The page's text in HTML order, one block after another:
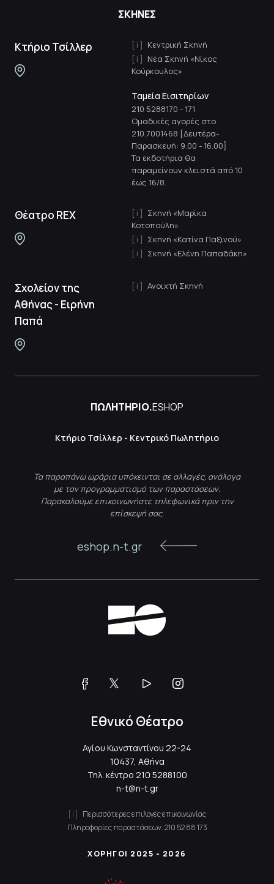
ΣΚΗΝΕΣ
Κτήριο Τσίλλερ
Κεντρική Σκηνή
Νέα Σκηνή «Νίκος
Κούρκουλος»
Ταμεία Εισιτηρίων
210 5288170 - 171
Ομαδικές αγορές στο
210.7001468 [Δευτέρα-
Παρασκευή: 9.00 - 16.00]
Τα εκδοτήρια θα
παραμείνουν κλειστά από 10
έως 16/8.
Θέατρο REX
Σκηνή «Μαρίκα
Κοτοπούλη»
Σκηνή «Κατίνα Παξινού»
Σκηνή «Ελένη Παπαδάκη»
Σχολείον της
Αθήνας - Ειρήνη
Παπά
Ανοιχτή Σκηνή
ΠΩΛΗΤΗΡΙΟ.ESHOP
Κτήριο Τσίλλερ - Κεντρικό Πωλητήριο
Τα παραπάνω ωράρια υπόκεινται σε αλλαγές, ανάλογα
με τον προγραμματισμό των παραστάσεων.
Παρακαλούμε επικοινωνήστε τηλεφωνικά πριν την
επίσκεψή σας.
eshop.n-t.gr
Εθνικό Θέατρο
Αγίου Κωνσταντίνου 22-24
10437, Αθήνα
Τηλ. κέντρο 210 5288100
n-t@n-t.gr
Περισσότερες επιλογές επικοινωνίας
Πληροφορίες παραστάσεων:210 52 88 173
ΧΟΡΗΓΟΙ 2025 - 2026